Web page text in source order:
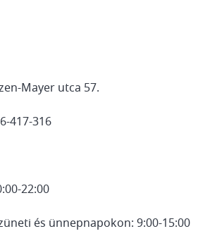
Mayer utca 57.
417-316
22:00
és ünnepnapokon: 9:00-15:00